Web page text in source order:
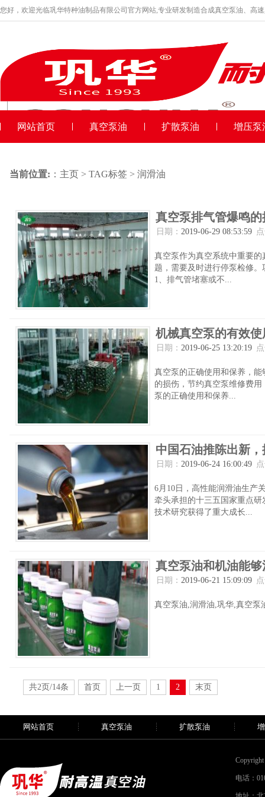
您好，欢迎光临巩华特种油制品有限公司官方网站,专业研发制造合成真空泵油、高
网站首页 真空泵油 扩散泵油 增压泵
当前位置: ： 主页 > TAG标签 > 润滑油
真空泵排气管爆鸣
日期： 2019-06-29 08:53:59
真空泵作为真空系统中重要
题，需要及时进行停泵检修
1、排气管堵塞或不...
机械真空泵的有效
日期： 2019-06-25 13:20:19
真空泵的正确使用和保养，
的损伤，节约真空泵维修费
泵的正确使用和保养...
中国石油推陈出新
日期： 2019-06-24 16:00:49
6月10日，高性能润滑油生产
牵头承担的十三五国家重点
技术研究获得了重大成长...
真空泵油和机油能
日期： 2019-06-21 15:09:09
真空泵油,润滑油,巩华,真空泵
共2页/14条 首页 上一页 1 2 末页
网站首页 真空泵油 扩散泵油
电话：